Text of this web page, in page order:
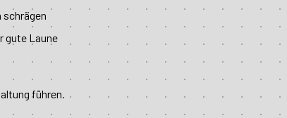
schrägen
gute Laune
führen.